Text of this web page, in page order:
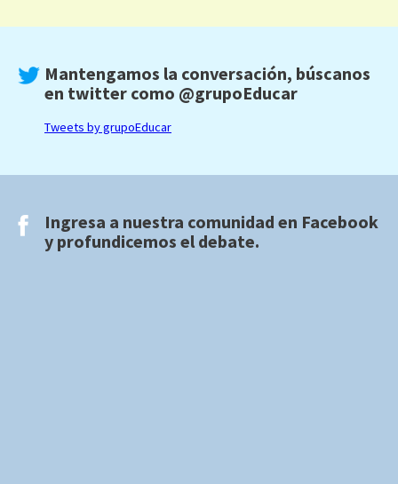
Mantengamos la conversación, búscanos
en twitter como @grupoEducar
Tweets by grupoEducar
Ingresa a nuestra comunidad en Facebook
y profundicemos el debate.